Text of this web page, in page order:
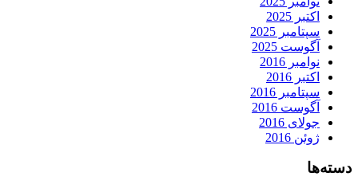
اکتبر 2025
سپتامبر 2025
آگوست 2025
نوامبر 2016
اکتبر 2016
سپتامبر 2016
آگوست 2016
جولای 2016
ژوئن 2016
دسته‌ها